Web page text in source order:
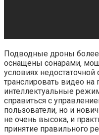
Подводные дроны
оснащены сонарами,
условиях
транслировать видео
интеллектуальные
справиться с
пользователи, но и
не очень высока, и
принятие правильного